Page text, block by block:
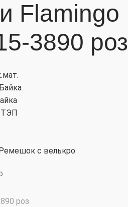
Flamingo
3890 роз
ТЭП
с велькро
роз